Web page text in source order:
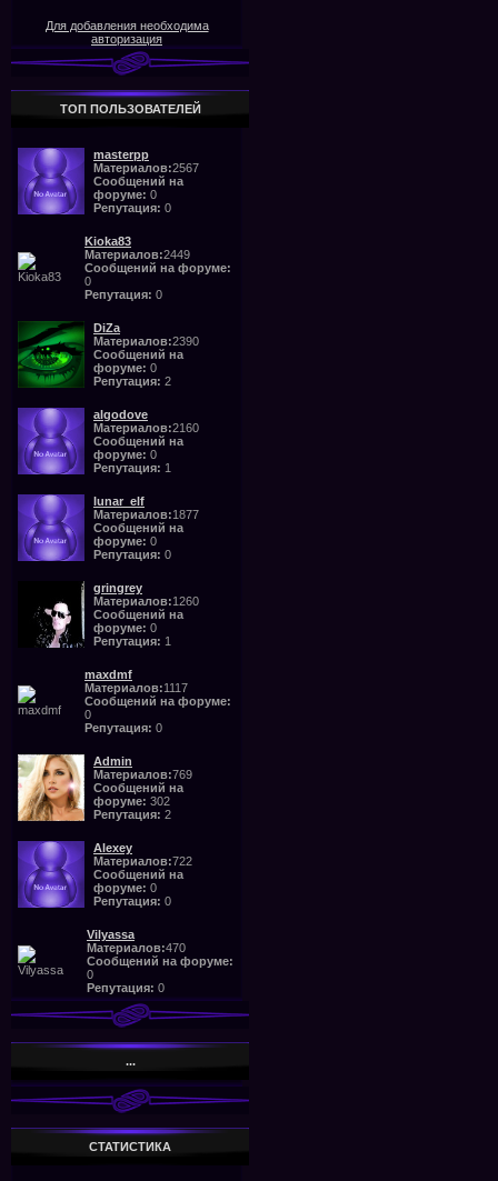
Для добавления необходима
авторизация
ТОП ПОЛЬЗОВАТЕЛЕЙ
masterpp
Материалов:2567
Сообщений на
форуме: 0
Репутация: 0
Kioka83
Материалов:2449
Сообщений на форуме:
0
Репутация: 0
DiZa
Материалов:2390
Сообщений на
форуме: 0
Репутация: 2
algodove
Материалов:2160
Сообщений на
форуме: 0
Репутация: 1
lunar_elf
Материалов:1877
Сообщений на
форуме: 0
Репутация: 0
gringrey
Материалов:1260
Сообщений на
форуме: 0
Репутация: 1
maxdmf
Материалов:1117
Сообщений на форуме:
0
Репутация: 0
Admin
Материалов:769
Сообщений на
форуме: 302
Репутация: 2
Alexey
Материалов:722
Сообщений на
форуме: 0
Репутация: 0
Vilyassa
Материалов:470
Сообщений на форуме:
0
Репутация: 0
...
СТАТИСТИКА